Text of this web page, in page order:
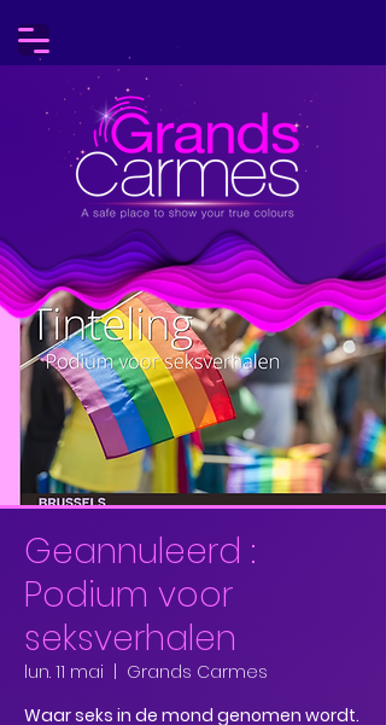
Geannuleerd :
Podium voor
seksverhalen
lun. 11 mai
Grands Carmes
Waar seks in de mond genomen wordt.